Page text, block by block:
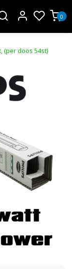
0
(per doos 54st)